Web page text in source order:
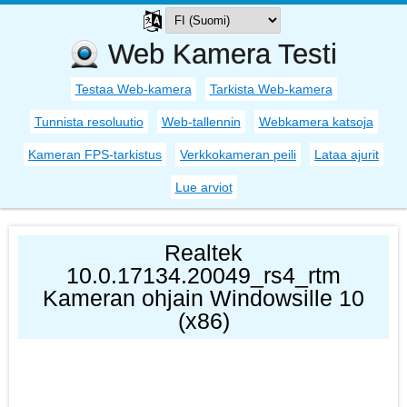
Web Kamera Testi
Testaa Web-kamera Tarkista Web-kamera
Tunnista resoluutio Web-tallennin Webkamera katsoja
Kameran FPS-tarkistus Verkkokameran peili Lataa ajurit
Lue arviot
Realtek
10.0.17134.20049_rs4_rtm
Kameran ohjain Windowsille 10
(x86)